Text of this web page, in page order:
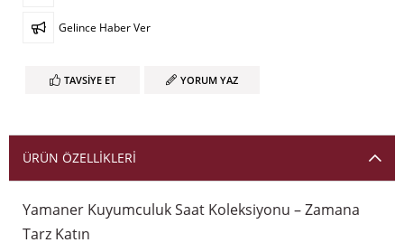
Gelince Haber Ver
TAVSIYE ET YORUM YAZ
ÜRÜN ÖZELLIKLERI
Yamaner Kuyumculuk Saat Koleksiyonu – Zamana
Tarz Katın